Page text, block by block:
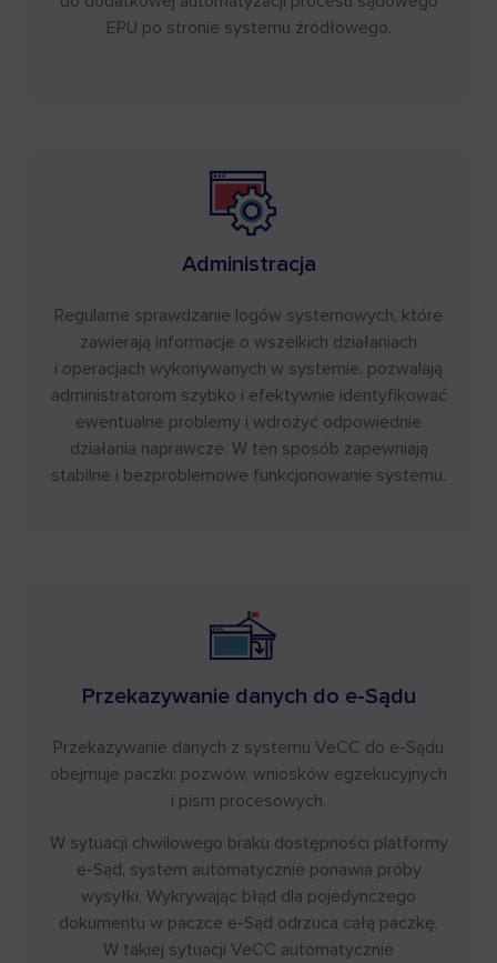
EPU po stronie systemu źródłowego.
Administracja
Regularne sprawdzanie logów systemowych, które
zawierają informacje o wszelkich działaniach
i operacjach wykonywanych w systemie, pozwalają
administratorom szybko i efektywnie identyfikować
ewentualne problemy i wdrożyć odpowiednie
działania naprawcze. W ten sposób zapewniają
stabilne i bezproblemowe funkcjonowanie systemu.
Przekazywanie danych do e-Sądu
Przekazywanie danych z systemu VeCC do e-Sądu
obejmuje paczki: pozwów, wniosków egzekucyjnych
i pism procesowych.
W sytuacji chwilowego braku dostępności platformy
e-Sąd, system automatycznie ponawia próby
wysyłki. Wykrywając błąd dla pojedynczego
dokumentu w paczce e-Sąd odrzuca całą paczkę.
W takiej sytuacji VeCC automatycznie